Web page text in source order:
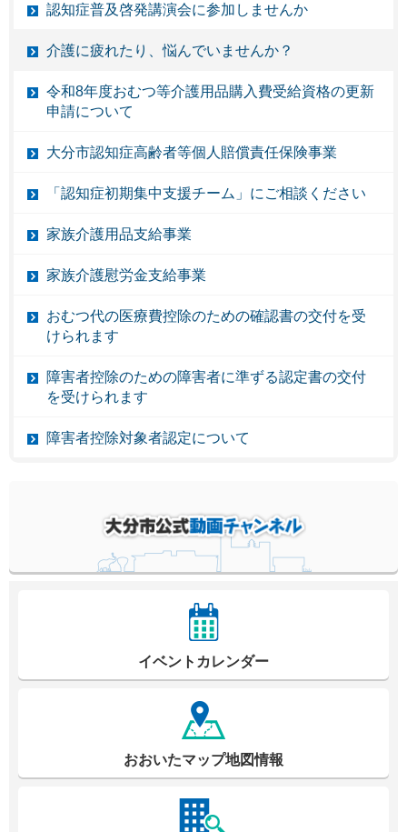
認知症普及啓発講演会に参加しませんか
介護に疲れたり、悩んでいませんか？
令和8年度おむつ等介護用品購入費受給資格の更新
申請について
大分市認知症高齢者等個人賠償責任保険事業
「認知症初期集中支援チーム」にご相談ください
家族介護用品支給事業
家族介護慰労金支給事業
おむつ代の医療費控除のための確認書の交付を受
けられます
障害者控除のための障害者に準ずる認定書の交付
を受けられます
障害者控除対象者認定について
イベントカレンダー
おおいたマップ地図情報